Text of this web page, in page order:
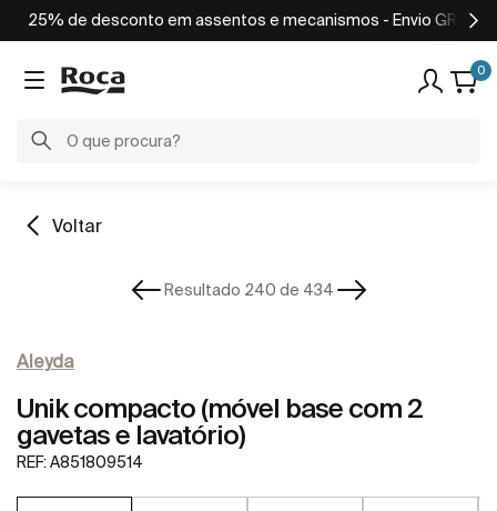
25% de desconto em assentos e mecanismos - Envio
0
Voltar
Resultado 240 de 434
Aleyda
Unik compacto (móvel base com 2
gavetas e lavatório)
REF: A851809514